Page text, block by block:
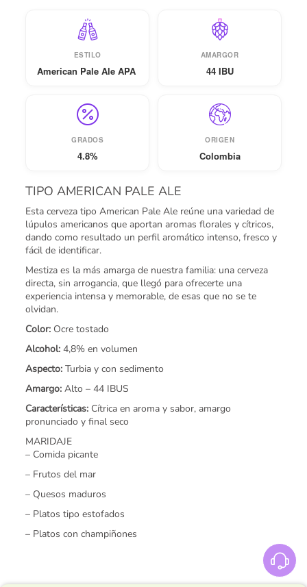
ESTILO
American Pale Ale APA
AMARGOR
44 IBU
GRADOS
4.8%
ORIGEN
Colombia
TIPO AMERICAN PALE ALE
Esta cerveza tipo American Pale Ale reúne una variedad de
lúpulos americanos que aportan aromas florales y cítricos,
dando como resultado un perfil aromático intenso, fresco y
fácil de identificar.
Mestiza es la más amarga de nuestra familia: una cerveza
directa, sin arrogancia, que llegó para ofrecerte una
experiencia intensa y memorable, de esas que no se te
olvidan.
Color: Ocre tostado
Alcohol: 4,8% en volumen
Aspecto: Turbia y con sedimento
Amargo: Alto – 44 IBUS
Características: Cítrica en aroma y sabor, amargo
pronunciado y ﬁnal seco
MARIDAJE
– Comida picante
– Frutos del mar
– Quesos maduros
– Platos tipo estofados
– Platos con champiñones